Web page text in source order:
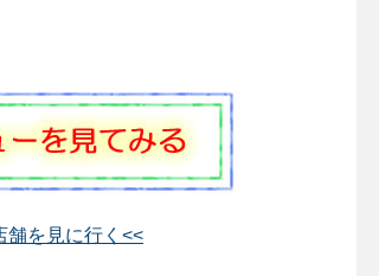
舗を見に行く<<